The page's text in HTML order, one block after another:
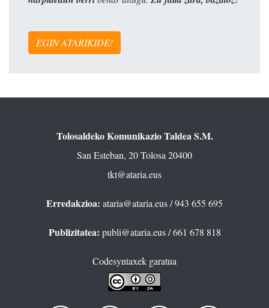
EGIN ATARIKIDE!
Tolosaldeko Komunikazio Taldea S.M.
San Esteban, 20 Tolosa 20400
tkt@ataria.eus
Erredakzioa: ataria@ataria.eus/ 943 655 695
Publizitatea: publi@ataria.eus/ 661 678 818
Codesyntaxek garatua